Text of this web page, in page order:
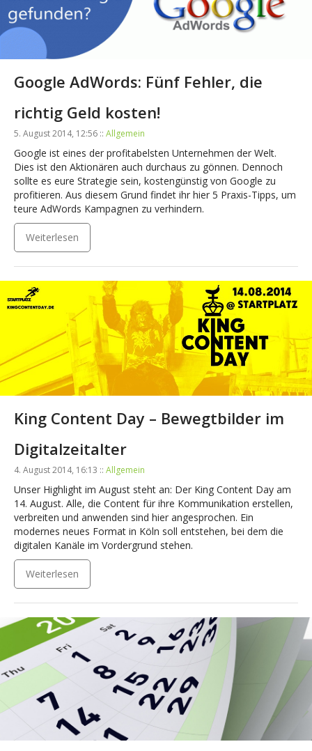
Google AdWords: Fünf Fehler, die
richtig Geld kosten!
5. August 2014, 12:56 :: Allgemein
Google ist eines der profitabelsten Unternehmen der Welt.
Dies ist den Aktionären auch durchaus zu gönnen. Dennoch
sollte es eure Strategie sein, kostengünstig von Google zu
profitieren. Aus diesem Grund findet ihr hier 5 Praxis-Tipps, um
teure AdWords Kampagnen zu verhindern.
Weiterlesen
King Content Day – Bewegtbilder im
Digitalzeitalter
4. August 2014, 16:13 :: Allgemein
Unser Highlight im August steht an: Der King Content Day am
14. August. Alle, die Content für ihre Kommunikation erstellen,
verbreiten und anwenden sind hier angesprochen. Ein
modernes neues Format in Köln soll entstehen, bei dem die
digitalen Kanäle im Vordergrund stehen.
Weiterlesen